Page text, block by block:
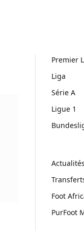
Premier
Liga
Série A
Ligue 1
Actualités
Foot
PurFoot